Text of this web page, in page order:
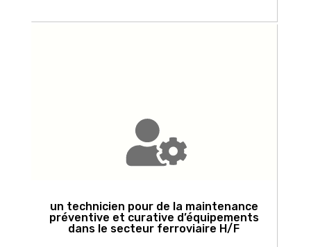
un technicien pour de la maintenance
préventive et curative d’équipements
dans le secteur ferroviaire H/F